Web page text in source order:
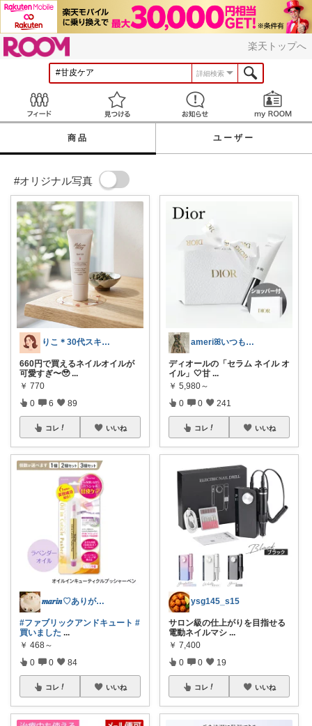
楽天トップへ
詳細検索
見つける お知らせ
商品 ユーザー
#オリジナル写真
りこ＊30代スキンケア研究員
660円で買えるネイルオイルが
可愛すぎ〜🥹 ...
￥ 770
0 6 89
コレ いいね
𝒎𝒂𝒓𝒊𝒏♡ありがとう✨️感謝
#ファブリックアンドキュート #
買いました ...
￥ 468～
0 0 84
コレ いいね
ameriꕤいつもありがとう
ディオールの「セラム ネイル オ
イル」🤍甘 ...
￥ 5,980～
0 0 241
コレ いいね
ysg145_s15
サロン級の仕上がりを目指せる
電動ネイルマシ ...
￥ 7,400
0 0 19
コレ いいね